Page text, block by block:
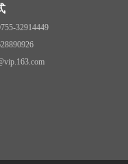
32914449